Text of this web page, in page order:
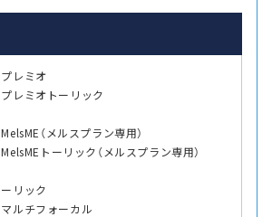
レミオ
レミオトーリック
（メルスプラン専用）
トーリック（メルスプラン専用）
リック
ルチフォーカル